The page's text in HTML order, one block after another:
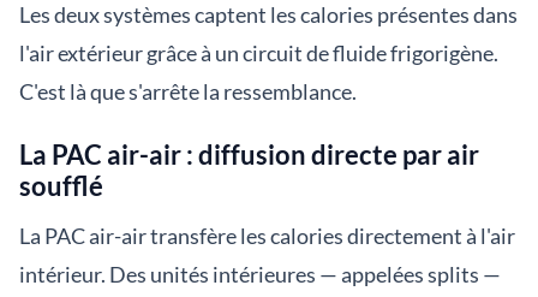
Les deux systèmes captent les calories présentes dans
l'air extérieur grâce à un circuit de fluide frigorigène.
C'est là que s'arrête la ressemblance.
La PAC air-air : diffusion directe par air
soufflé
La PAC air-air transfère les calories directement à l'air
intérieur. Des unités intérieures — appelées splits —